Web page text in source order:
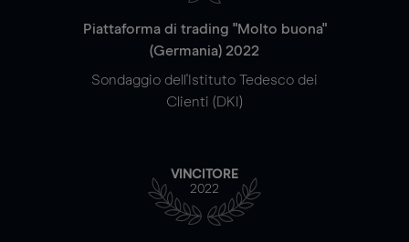
Piattaforma di trading "Molto buona"
(Germania) 2022
Sondaggio dell'Istituto Tedesco dei
Clienti (DKI)
VINCITORE
2022